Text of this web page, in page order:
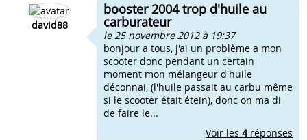
david88
booster 2004 trop d'huile au
carburateur
le 25 novembre 2012 à 19:37
bonjour a tous, j'ai un problème a mon
scooter donc pendant un certain
moment mon mélangeur d'huile
déconnai, (l'huile passait au carbu même
si le scooter était étein), donc on ma di
de faire le...
Voir les 4réponses